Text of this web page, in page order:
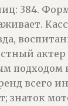
384.
актер
подходом
всего
знаток